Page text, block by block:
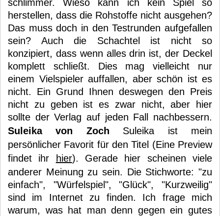
schlimmer. Wieso kann ich kein Spiel so
herstellen, dass die Rohstoffe nicht ausgehen?
Das muss doch in den Testrunden aufgefallen
sein? Auch die Schachtel ist nicht so
konzipiert, dass wenn alles drin ist, der Deckel
komplett schließt. Dies mag vielleicht nur
einem Vielspieler auffallen, aber schön ist es
nicht. Ein Grund Ihnen deswegen den Preis
nicht zu geben ist es zwar nicht, aber hier
sollte der Verlag auf jeden Fall nachbessern.
Suleika von Zoch Suleika ist mein
persönlicher Favorit für den Titel (Eine Preview
findet ihr
hier). Gerade hier scheinen viele
anderer Meinung zu sein. Die Stichworte: "zu
einfach", "Würfelspiel", "Glück", "Kurzweilig"
sind im Internet zu finden. Ich frage mich
warum, was hat man denn gegen ein gutes